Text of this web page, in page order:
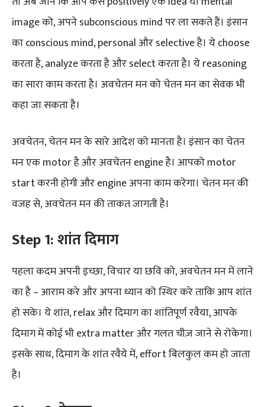
image को, अपने subconscious mind पर ला सकते हैं। इंसान
का conscious mind, personal और selective है। ये choose
करता है, analyze करता है और select करता है। ये reasoning
का सारा काम करता है। अवचेतन मन को चेतन मन का सेवक भी
कहा जा सकता है।
अवचेतन, चेतन मन के सारे आदेश को मानता है। इंसान का चेतन
मन एक motor है और अवचेतन engine है। आपको motor
start करनी होगी और engine अपना काम करेगा। चेतन मन की
वजह से, अवचेतन मन की ताकत जागती है।
Step1: शांत दिमाग
पहला कदम अपनी इच्छा, विचार या छवि को, अवचेतन मन में लाने
का है – आराम करे और अपना ध्यान को स्थिर करे ताकि आप शांत
हो सके। ये शांत, relax और दिमाग का शांतिपूर्ण रवैया, आपके
दिमाग में कोई भी extra matter और गलत चीज़ जाने से रोकेगा।
इसके साथ, दिमाग के शांत रवैये में, effort बिलकुल कम हो जाता
है।